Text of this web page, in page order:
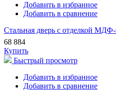
Добавить в избранное
Добавить в сравнение
Стальная дверь с отделкой
68 884
Купить
Быстрый просмотр
Добавить в избранное
Добавить в сравнение